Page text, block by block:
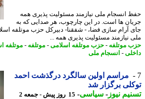
انسجام ملی نیازمند مسئولیت پذیری همه
ها است. در این چارچوب، هر صدایی که به
آرام سازی فضا، - شفقنا- دبیرکل حزب موتلفه
نیازمند مسئولیت پذیری همه ...
موتلفه-حزب موتلفه اسلامی-موتلفه-موتلفه
-انسجام ملی
مراسم اولین سالگرد درگذشت احمد
برگزار شد
نیوز-سیاسی-
15 روز پیش - جمعه 2